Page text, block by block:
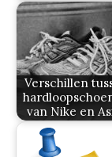
Verschillen
van Nike en